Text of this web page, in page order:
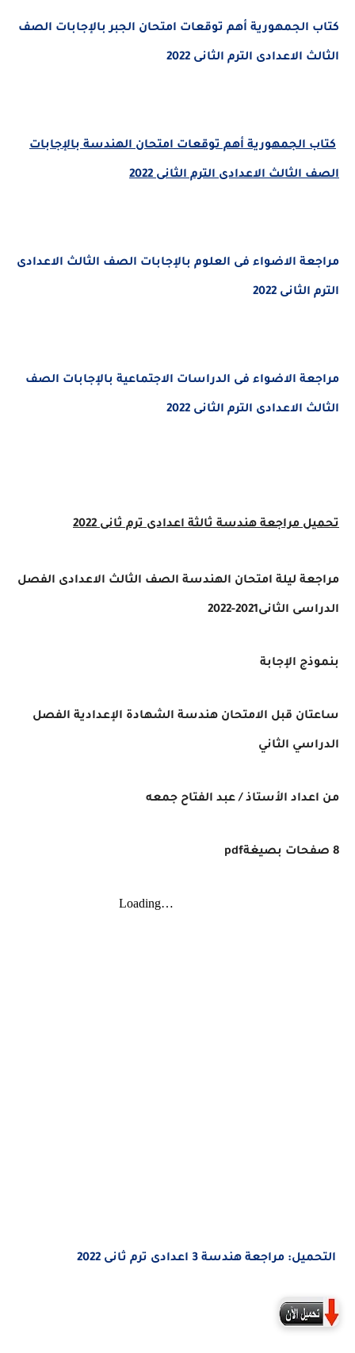
كتاب الجمهورية أهم توقعات امتحان الجبر بالإجابات الصف
الثالث الاعدادى الترم الثانى 2022
كتاب الجمهورية أهم توقعات امتحان الهندسة بالإجابات
الصف الثالث الاعدادى الترم الثانى 2022
مراجعة الاضواء فى العلوم بالإجابات الصف الثالث الاعدادى
الترم الثانى 2022
مراجعة الاضواء فى الدراسات الاجتماعية بالإجابات الصف
الثالث الاعدادى الترم الثانى 2022
تحميل مراجعة هندسة ثالثة اعدادى ترم ثانى 2022
مراجعة ليلة امتحان الهندسة الصف الثالث الاعدادى الفصل
الدراسى الثانى2021-2022
بنموذج الإجابة
ساعتان قبل الامتحان هندسة الشهادة الإعدادية الفصل
الدراسي الثاني
من اعداد الأستاذ / عبد الفتاح جمعه
8 صفحات بصيغةpdf
التحميل: مراجعة هندسة 3 اعدادى ترم ثانى 2022